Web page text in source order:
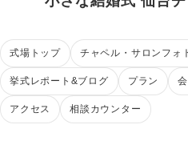
式場トップ チャペル・サロンフォ
挙式レポート&ブログ プラン
アクセス 相談カウンター